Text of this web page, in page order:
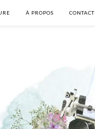
À PROPOS CONTACT